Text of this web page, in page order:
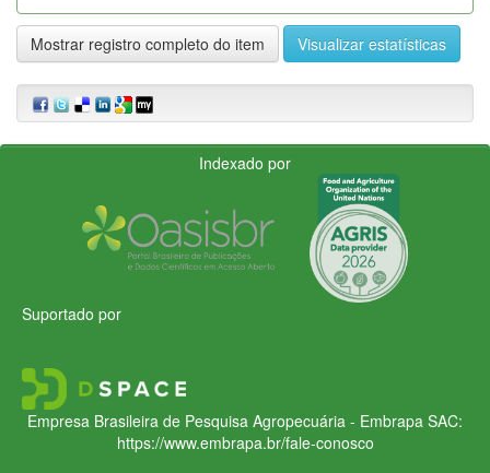
Mostrar registro completo do item Visualizar estatísticas
Indexado por
Suportado por
Empresa Brasileira de Pesquisa Agropecuária - Embrapa SAC:
https://www.embrapa.br/fale-conosco